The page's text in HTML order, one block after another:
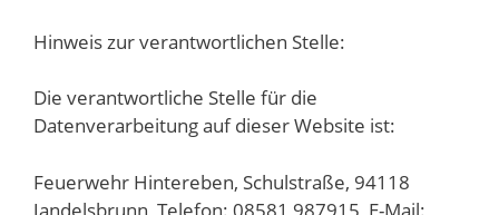
Hinweis zur verantwortlichen Stelle:
Die verantwortliche Stelle für die
Datenverarbeitung auf dieser Website ist:
Feuerwehr Hintereben, Schulstraße, 94118